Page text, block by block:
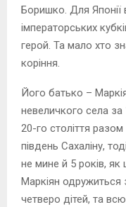
Боришко. Для Японії
імператорських
герой. Та мало хто
коріння.
Його батько –
невеличкого села
20-го століття
південь Сахаліну,
не мине й 5 років, як
Маркіян одружиться
четверо дітей, та